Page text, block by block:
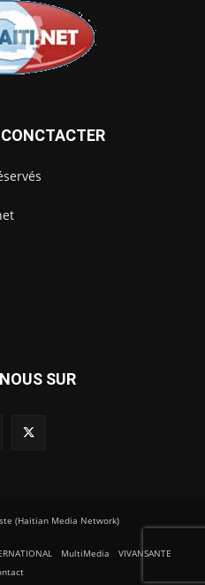
SUR
(Haitian Media Network)
MultiMedia
VIVANSANTE